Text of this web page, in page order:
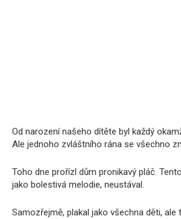
Od narození našeho dítěte byl každý
Ale jednoho zvláštního rána se všechno
Toho dne prořízl dům pronikavý pláč.
jako bolestivá melodie, neustával.
Samozřejmě, plakal jako všechna děti, ale